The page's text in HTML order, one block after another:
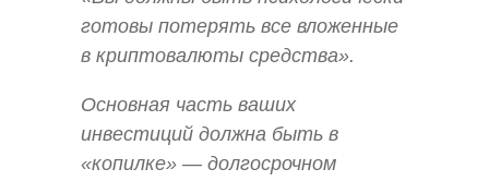
готовы потерять все вложенные
в криптовалюты средства».
Основная часть ваших
инвестиций должна быть в
«копилке» — долгосрочном